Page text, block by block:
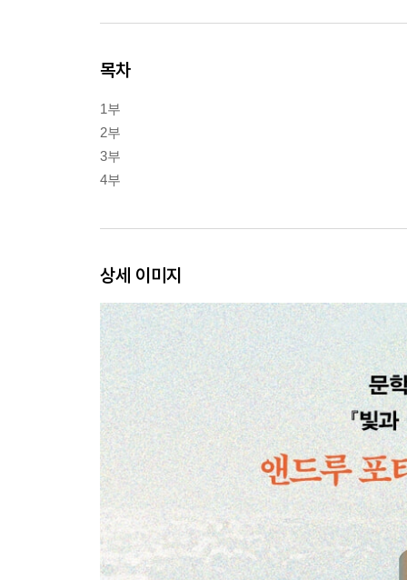
목차
1부
2부
3부
4부
상세 이미지